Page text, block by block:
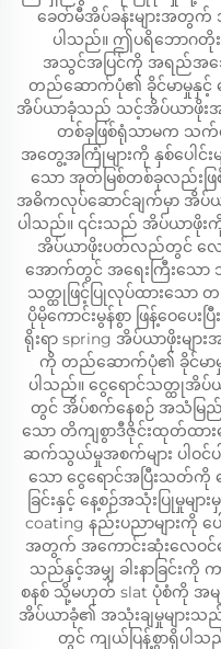
ခေတ်မီအိပ်ခန်းများအတွက်
ပါသည်။ ဤပရိဘောဂတို
အသွင်အပြင်ကို အရည်အသွေ
တည်ဆောက်ပုံ၏ ခိုင်မာမှုနှင့် ပ
အိပ်ယာခုံသည် သင့်အိပ်ယာဖိုး
တစ်ခုဖြစ်ရုံသာမက သ
အတွေ့အကြုံများကို နှစ်ပေါင်း
သော အုတ်မြစ်တစ်ခုလည်းဖ
အဓိကလုပ်ဆောင်ချက်မှာ အိပ်ယ
ပါသည်။ ၎င်းသည် အိပ်ယာဖိုးကို
အိပ်ယာဖိုးပတ်လည်တွင် လ
အောက်တွင် အရေးကြီးသော
သတ္ထုဖြင့်ပြုလုပ်ထားသေ
ပိုမိုကောင်းမွန်စွာ ဖြန့်ဝေပေးပ
ရိုးရာ spring အိပ်ယာဖိုးမျာ
ကို တည်ဆောက်ပုံ၏ ခိုင်မာ
ပါသည်။ ငွေရောင်သတ္ထုအိပ်ယ
တွင် အိပ်စက်နေစဉ် အသံမြည်ခ
သော တိကျစွာဒီဇိုင်းထုတ်ထာ
ဆက်သွယ်မှုအစက်များ ပါဝင်
သော ငွေရောင်အပြီးသတ်ကို ပေး
ခြင်းနှင့် နေ့စဉ်အသုံးပြုမှုမ
coating နည်းပညာများကို
အတွက် အကောင်းဆုံးလေဝင်လ
သည်နှင့်အမျှ ခါးနာခြင်းကို
စနစ် သို့မဟုတ် slat ပုံစံကို အမျ
အိပ်ယာခုံ၏ အသုံးချမှုများသည်
တွင် ကျယ်ပြန့်စွာရှိပါသည်။